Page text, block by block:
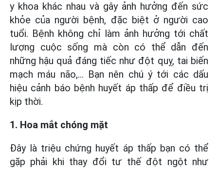
y khoa khác nhau và gây ảnh hưởng đến sức
khỏe của người bệnh, đặc biệt ở người cao
tuổi. Bệnh không chỉ làm ảnh hưởng tới chất
lượng cuộc sống mà còn có thể dẫn đến
những hậu quả đáng tiếc như đột quỵ, tai biến
mạch máu não,... Bạn nên chú ý tới các dấu
hiệu cảnh báo bệnh huyết áp thấp để điều trị
kịp thời.
1. Hoa mắt chóng mặt
Đây là triệu chứng huyết áp thấp bạn có thể
gặp phải khi thay đổi tư thế đột ngột như